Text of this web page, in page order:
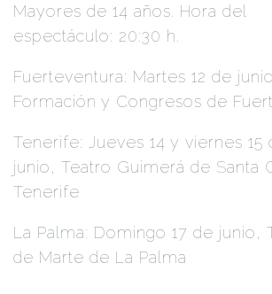
Mayores de 14 años. Hora del
espectáculo: 20:30 h.
Fuerteventura: Martes 12 de
Formación y Congresos de
Tenerife: Jueves 14 y viernes 15
junio, Teatro Guimerá de Santa
Tenerife
La Palma: Domingo 17 de junio,
de Marte de La Palma